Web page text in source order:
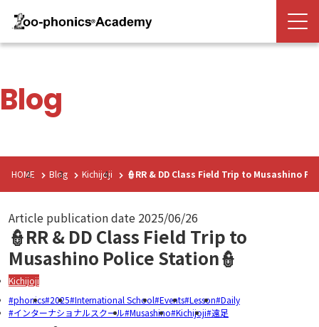
Blog
HOME Blog Kichijoji 👮RR & DD Class Field Trip to Musashino
Article publication date 2025/06/26
👮RR & DD Class Field Trip to
Musashino Police Station👮
Kichijoji
phonics 2025 International School Events Lesson Daily
インターナショナルスクール Musashino Kichijoji 遠足